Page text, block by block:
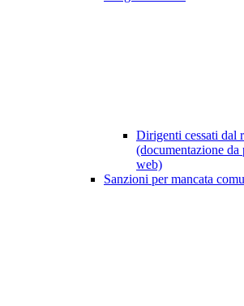
Dirigenti cessati dal
(documentazione
web)
Sanzioni per mancata